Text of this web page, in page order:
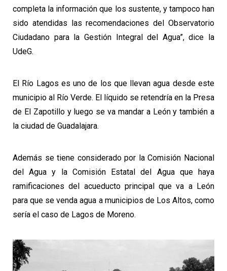
completa la información que los sustente, y tampoco han
sido atendidas las recomendaciones del Observatorio
Ciudadano para la Gestión Integral del Agua”, dice la
UdeG.
El Río Lagos es uno de los que llevan agua desde este
municipio al Río Verde. El líquido se retendría en la Presa
de El Zapotillo y luego se va mandar a León y también a
la ciudad de Guadalajara.
Además se tiene considerado por la Comisión Nacional
del Agua y la Comisión Estatal del Agua que haya
ramificaciones del acueducto principal que va a León
para que se venda agua a municipios de Los Altos, como
sería el caso de Lagos de Moreno.